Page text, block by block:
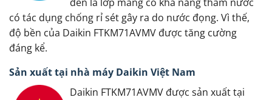
có tác dụng chống rỉ sét gây ra do nước đọng. Vì thế,
độ bền của Daikin FTKM71AVMV được tăng cường
đáng kể.
Sản xuất tại nhà máy Daikin Việt Nam
Daikin FTKM71AVMV được sản xuất tại